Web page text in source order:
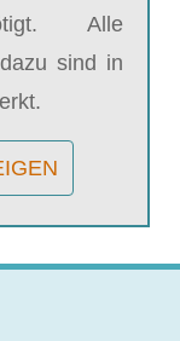
Alle
sind in